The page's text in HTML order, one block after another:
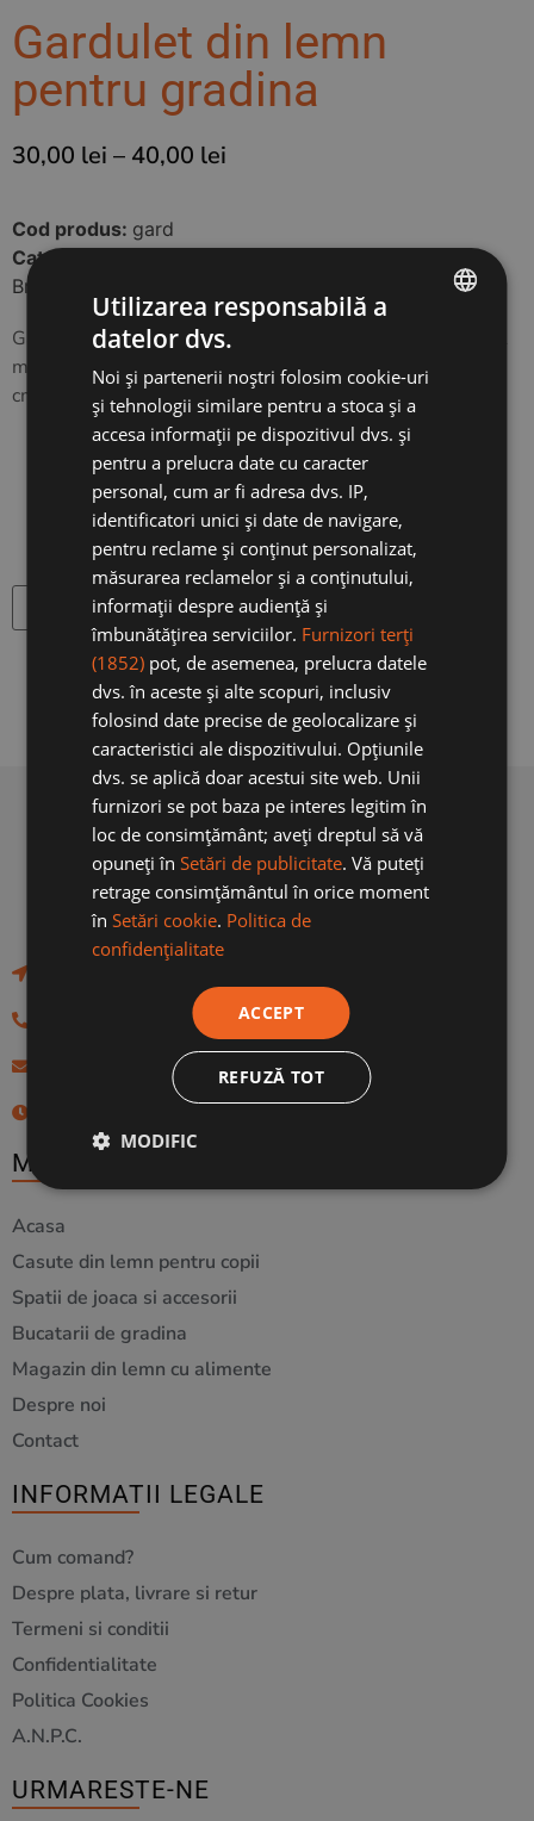
Gardulet din lemn
pentru gradina
30,00 lei – 40,00 lei
Cod produs: gard
Categorie:
Brand:
Gardulet din lemn pentru gradina, la lungimi de 0.5 m si 1
m, inaltime de 20 cm – dupa ce intra in pamant (total 40
cm). Disponibil in doua variante.
Dimensiuni: (L) 50 x (H) 20 cm / (L) 100 x (H) 20 cm
Dimensiune
Adauga in cos
vanzari@happywood.ro
MENIU
Acasa
Casute din lemn pentru copii
Spatii de joaca si accesorii
Bucatarii de gradina
Magazin din lemn cu alimente
Despre noi
Contact
INFORMATII LEGALE
Cum comand?
Despre plata, livrare si retur
Termeni si conditii
Confidentialitate
Politica Cookies
A.N.P.C.
URMARESTE-NE
ENGLISH
Utilizarea responsabilă a
datelor dvs.
Noi și partenerii noștri folosim cookie-uri
și tehnologii similare pentru a stoca și a
accesa informații pe dispozitivul dvs. și
pentru a prelucra date cu caracter
personal, cum ar fi adresa dvs. IP,
identificatori unici și date de navigare,
pentru reclame și conținut personalizat,
măsurarea reclamelor și a conținutului,
informații despre audiență și
îmbunătățirea serviciilor. Furnizori terți
(1852) pot, de asemenea, prelucra datele
dvs. în aceste și alte scopuri, inclusiv
folosind date precise de geolocalizare și
caracteristici ale dispozitivului. Opțiunile
dvs. se aplică doar acestui site web. Unii
furnizori se pot baza pe interes legitim în
loc de consimțământ; aveți dreptul să vă
opuneți înSetări de publicitate. Vă puteți
retrage consimțământul în orice moment
înSetări cookie. Politica de
confidențialitate
ACCEPT
REFUZĂ TOT
MODIFIC